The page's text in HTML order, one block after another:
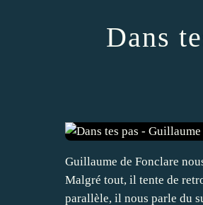
Dans
Guillaume de Fonclare
Malgré tout, il tente de
parallèle, il nous parle du